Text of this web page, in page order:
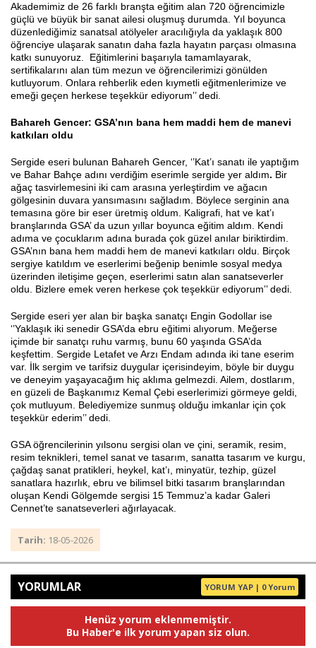
Akademimiz de 26 farklı branşta eğitim alan 720 öğrencimizle
güçlü ve büyük bir sanat ailesi oluşmuş durumda. Yıl boyunca
düzenlediğimiz sanatsal atölyeler aracılığıyla da yaklaşık 800
öğrenciye ulaşarak sanatın daha fazla hayatın parçası olmasına
katkı sunuyoruz. Eğitimlerini başarıyla tamamlayarak,
sertifikalarını alan tüm mezun ve öğrencilerimizi gönülden
kutluyorum. Onlara rehberlik eden kıymetli eğitmenlerimize ve
emeği geçen herkese teşekkür ediyorum’’ dedi.
Bahareh Gencer: GSA’nın bana hem maddi hem de manevi
katkıları oldu
Sergide eseri bulunan Bahareh Gencer, ‘’Kat’ı sanatı ile yaptığım
ve Bahar Bahçe adını verdiğim eserimle sergide yer aldım. Bir
ağaç tasvirlemesini iki cam arasına yerleştirdim ve ağacın
gölgesinin duvara yansımasını sağladım. Böylece serginin ana
temasına göre bir eser üretmiş oldum. Kaligrafi, hat ve kat’ı
branşlarında GSA’ da uzun yıllar boyunca eğitim aldım. Kendi
adıma ve çocuklarım adına burada çok güzel anılar biriktirdim.
GSA’nın bana hem maddi hem de manevi katkıları oldu. Birçok
sergiye katıldım ve eserlerimi beğenip benimle sosyal medya
üzerinden iletişime geçen, eserlerimi satın alan sanatseverler
oldu. Bizlere emek veren herkese çok teşekkür ediyorum’’ dedi.
Sergide eseri yer alan bir başka sanatçı Engin Godollar ise
‘’Yaklaşık iki senedir GSA’da ebru eğitimi alıyorum. Meğerse
içimde bir sanatçı ruhu varmış, bunu 60 yaşında GSA’da
keşfettim. Sergide Letafet ve Arzı Endam adında iki tane eserim
var. İlk sergim ve tarifsiz duygular içerisindeyim, böyle bir duygu
ve deneyim yaşayacağım hiç aklıma gelmezdi. Ailem, dostlarım,
en güzeli de Başkanımız Kemal Çebi eserlerimizi görmeye geldi,
çok mutluyum. Belediyemize sunmuş olduğu imkanlar için çok
teşekkür ederim’’ dedi.
GSA öğrencilerinin yılsonu sergisi olan ve çini, seramik, resim,
resim teknikleri, temel sanat ve tasarım, sanatta tasarım ve kurgu,
çağdaş sanat pratikleri, heykel, kat’ı, minyatür, tezhip, güzel
sanatlara hazırlık, ebru ve bilimsel bitki tasarım branşlarından
oluşan Kendi Gölgemde sergisi 15 Temmuz’a kadar Galeri
Cennet’te sanatseverleri ağırlayacak.
Tarih: 18-05-2026
YORUMLAR YORUM YAP | 0 Yorum
Henüz yorum eklenmemiştir.
Bu Haber'e ilk yorum yapan siz olun.